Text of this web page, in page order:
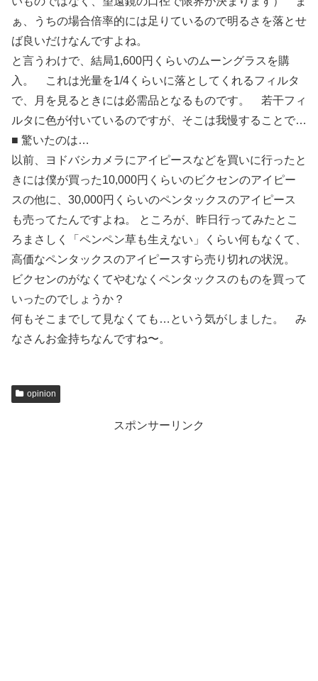
ぁ、うちの場合倍率的には足りているので明るさを落とせ
ば良いだけなんですよね。
と言うわけで、結局1,600円くらいのムーングラスを購
入。 これは光量を1/4くらいに落としてくれるフィルタ
で、月を見るときには必需品となるものです。 若干フィ
ルタに色が付いているのですが、そこは我慢することで…
■ 驚いたのは…
以前、ヨドバシカメラにアイピースなどを買いに行ったと
きには僕が買った10,000円くらいのビクセンのアイピー
スの他に、30,000円くらいのペンタックスのアイピース
も売ってたんですよね。 ところが、昨日行ってみたとこ
ろまさしく「ペンペン草も生えない」くらい何もなくて、
高価なペンタックスのアイピースすら売り切れの状況。
ビクセンのがなくてやむなくペンタックスのものを買って
いったのでしょうか？
何もそこまでして見なくても…という気がしました。 み
なさんお金持ちなんですね〜。
opinion
スポンサーリンク